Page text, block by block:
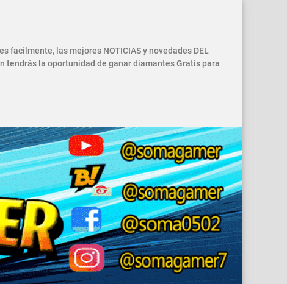
facilmente, las mejores NOTICIAS y novedades DEL
tendrás la oportunidad de ganar diamantes Gratis para